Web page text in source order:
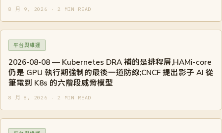
8 月 9, 2026 · 2 MIN READ
平台與維運
2026-08-08 — Kubernetes DRA 補的是排程層,HAMi-core
仍是 GPU 執行期強制的最後一道防線;CNCF 提出影子 AI 從
筆電到 K8s 的六階段威脅模型
8 月 8, 2026 · 2 MIN READ